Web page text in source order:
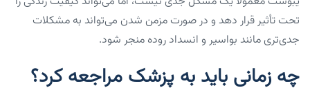
تحت تأثیر قرار دهد و در صورت مزمن شدن می‌تواند به مشکلات
جدی‌تری مانند بواسیر و انسداد روده منجر شود.
چه زمانی باید به پزشک مراجعه کرد؟